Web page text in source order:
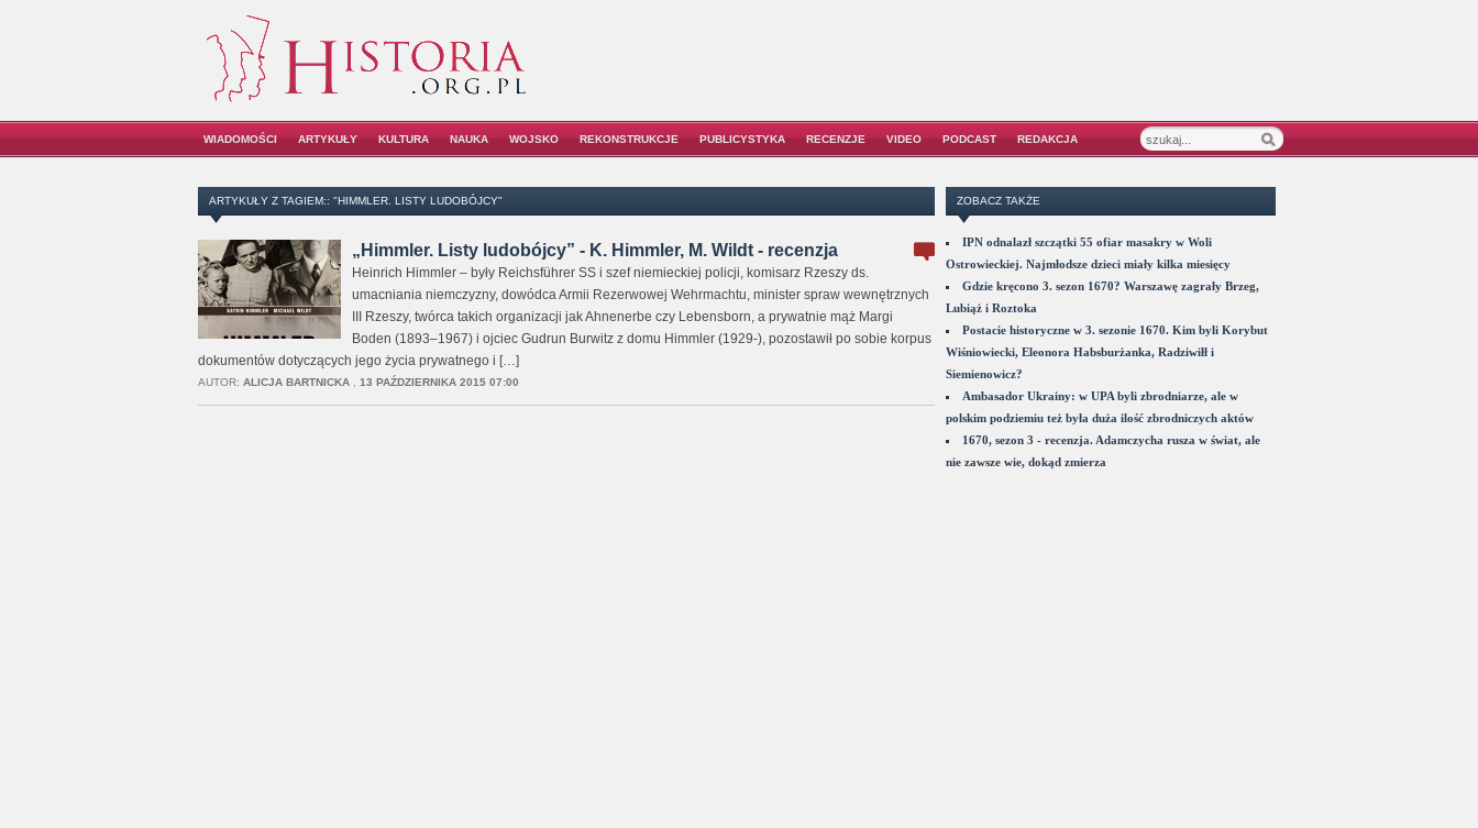
WIADOMOŚCI ARTYKUŁY KULTURA NAUKA WOJSKO REKONSTRUKCJE PUBLICYSTYKA RECENZJE VIDEO PODCAST REDAKCJA
ARTYKUŁY Z TAGIEM:: "HIMMLER. LISTY LUDOBÓJCY"
„Himmler. Listy ludobójcy” - K. Himmler, M. Wildt - recenzja
Heinrich Himmler – były Reichsführer SS i szef niemieckiej policji, komisarz Rzeszy ds.
umacniania niemczyzny, dowódca Armii Rezerwowej Wehrmachtu, minister spraw wewnętrznych
III Rzeszy, twórca takich organizacji jak Ahnenerbe czy Lebensborn, a prywatnie mąż Margi
Boden (1893–1967) i ojciec Gudrun Burwitz z domu Himmler (1929-), pozostawił po sobie korpus
dokumentów dotyczących jego życia prywatnego i […]
AUTOR: ALICJA BARTNICKA, 13 PAŹDZIERNIKA 2015 07:00
ZOBACZ TAKŻE
IPN odnalazł szczątki 55 ofiar masakry w Woli
Ostrowieckiej. Najmłodsze dzieci miały kilka miesięcy
Gdzie kręcono 3. sezon 1670? Warszawę zagrały Brzeg,
Lubiąż i Roztoka
Postacie historyczne w 3. sezonie 1670. Kim byli Korybut
Wiśniowiecki, Eleonora Habsburżanka, Radziwiłł i
Siemienowicz?
Ambasador Ukrainy: w UPA byli zbrodniarze, ale w
polskim podziemiu też była duża ilość zbrodniczych aktów
1670, sezon 3 - recenzja. Adamczycha rusza w świat, ale
nie zawsze wie, dokąd zmierza